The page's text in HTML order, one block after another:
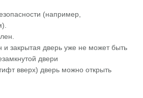
(например,
и закрытая дверь уже не может быть
двери
вверх) дверь можно открыть